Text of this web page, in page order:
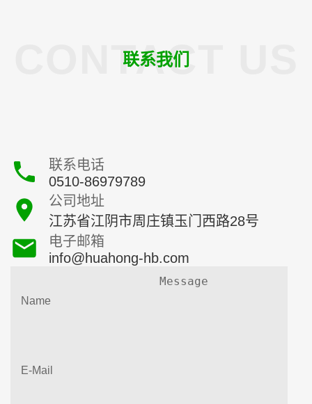
CONTACT US
联系我们
联系电话
0510-86979789
公司地址
江苏省江阴市周庄镇玉门西路28号
电子邮箱
info@huahong-hb.com